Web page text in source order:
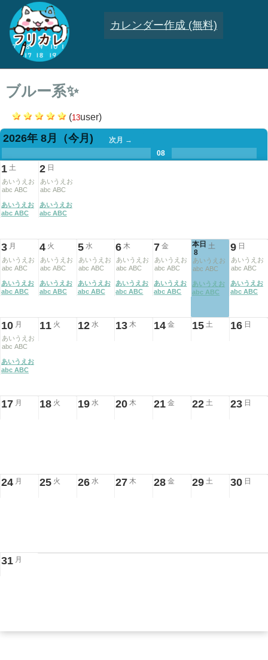
カレンダー作成 (無料)
ブルー系✨
(13user)
2026年 8月 （今月)
次月 →
08
1 土
あいうえお
abc ABC
あいうえお
abc ABC
2 日
あいうえお
abc ABC
あいうえお
abc ABC
3 月
あいうえお
abc ABC
あいうえお
abc ABC
4 火
あいうえお
abc ABC
あいうえお
abc ABC
5 水
あいうえお
abc ABC
あいうえお
abc ABC
6 木
あいうえお
abc ABC
あいうえお
abc ABC
7 金
あいうえお
abc ABC
あいうえお
abc ABC
本日
8
土
あいうえお
abc ABC
あいうえお
abc ABC
9 日
あいうえお
abc ABC
あいうえお
abc ABC
10 月
あいうえお
abc ABC
あいうえお
abc ABC
11 火 12 水 13 木 14 金 15 土 16 日
17 月 18 火 19 水 20 木 21 金 22 土 23 日
24 月 25 火 26 水 27 木 28 金 29 土 30 日
31 月